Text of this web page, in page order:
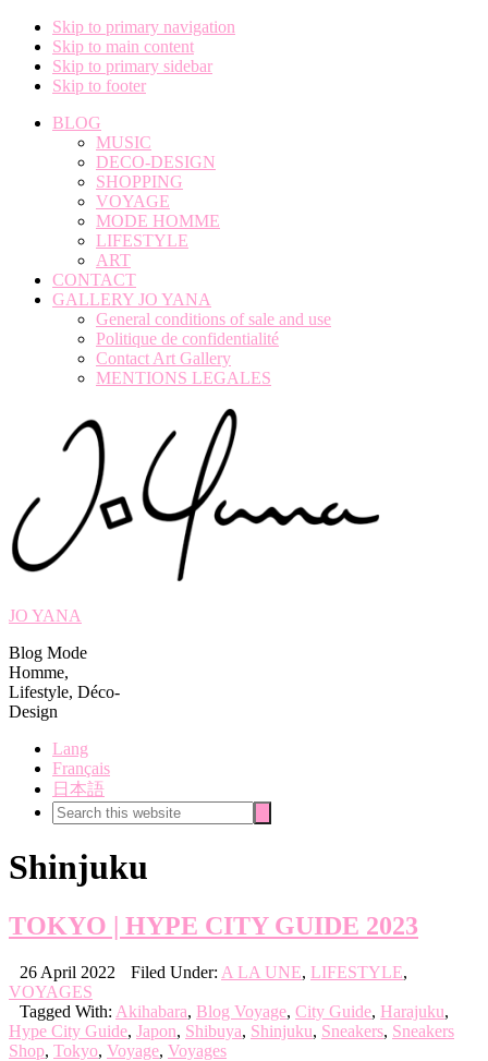
Skip to primary navigation
Skip to main content
Skip to primary sidebar
Skip to footer
BLOG
MUSIC
DECO-DESIGN
SHOPPING
VOYAGE
MODE HOMME
LIFESTYLE
ART
CONTACT
GALLERY JO YANA
General conditions of sale and use
Politique de confidentialité
Contact Art Gallery
MENTIONS LEGALES
JO YANA
Blog Mode
Homme,
Lifestyle, Déco-
Design
Lang
Français
日本語
Search
this
Shinjuku
TOKYO | HYPE CITY GUIDE 2023
26 April 2022 Filed Under: A LA UNE, LIFESTYLE,
VOYAGES
Tagged With: Akihabara, Blog Voyage, City Guide, Harajuku,
Hype City Guide, Japon, Shibuya, Shinjuku, Sneakers, Sneakers
Shop, Tokyo, Voyage, Voyages